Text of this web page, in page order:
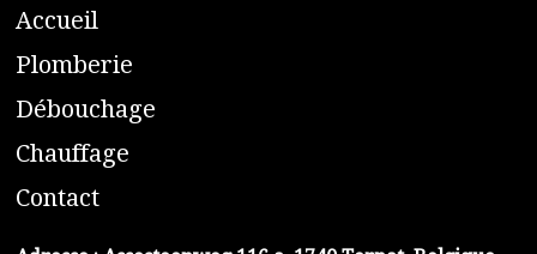
Accueil
​Plomberie
Débouchage
Chauffage
Contact